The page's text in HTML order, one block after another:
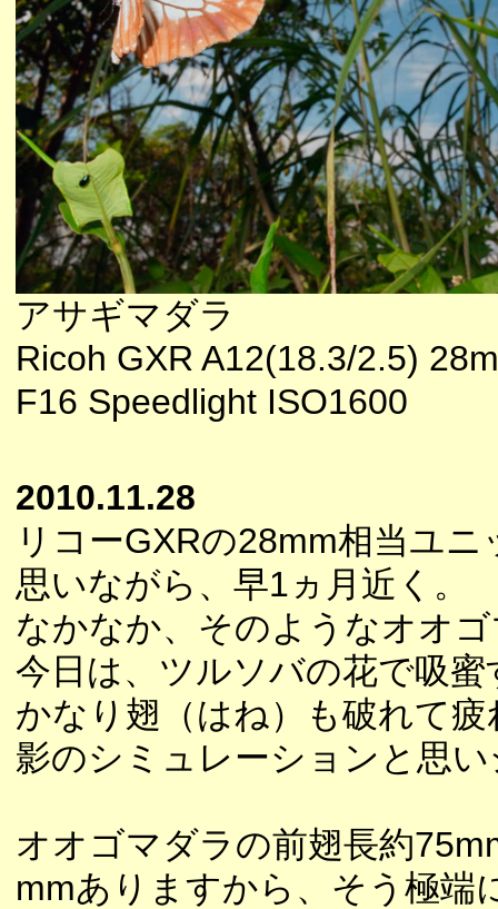
アサギマダラ
Ricoh GXR A12(18.3/2.5)
F16 Speedlight ISO1600
2010.11.28
リコーGXRの28mm相当ユ
思いながら、早1ヵ月近く。
なかなか、そのようなオオ
今日は、ツルソバの花で吸
かなり翅（はね）も破れて
影のシミュレーションと思
オオゴマダラの前翅長約
mmありますから、そう極端